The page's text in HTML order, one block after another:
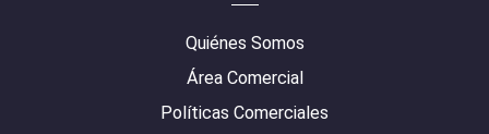
Quiénes Somos
Área Comercial
Políticas Comerciales